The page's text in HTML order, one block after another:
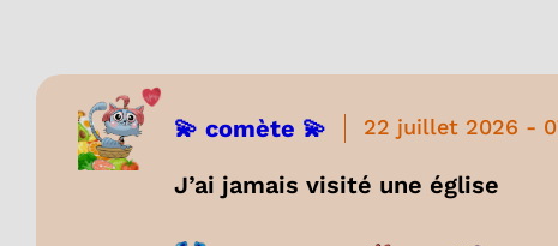
💫 comète 💫 22 juillet 2026 -
J’ai jamais visité une église